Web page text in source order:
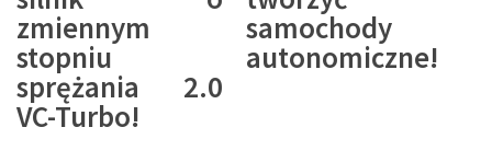
zmiennym
stopniu
sprężania 2.0
VC-Turbo!
samochody
autonomiczne!